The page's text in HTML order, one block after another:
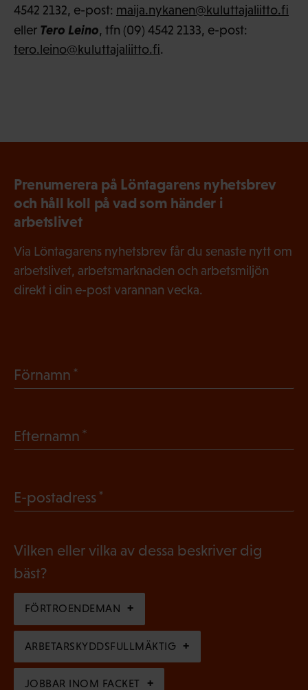
4542 2132, e-post: maija.nykanen@kuluttajaliitto.fi
eller Tero Leino, tfn (09) 4542 2133, e-post:
tero.leino@kuluttajaliitto.fi.
Prenumerera på Löntagarens nyhetsbrev
och håll koll på vad som händer i
arbetslivet
Via Löntagarens nyhetsbrev får du senaste nytt om
arbetslivet, arbetsmarknaden och arbetsmiljön
direkt i din e-post varannan vecka.
Förnamn
a
o
s
k
t
Efternamn
l
g
t
o
r
i
s
E-postadress
g
a
t
o
Vilken eller vilka av dessa beskriver dig
bäst?
FÖRTROENDEMAN
ARBETARSKYDDSFULLMÄKTIG
JOBBAR INOM FACKET